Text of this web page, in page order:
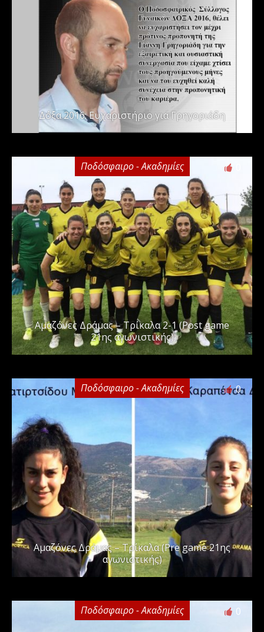
Δόξα 2016: Ευχαριστήριο για Γρηγοριάδη
Ποδόσφαιρο - Ακαδημίες
Αμαζόνες Δράμας – Τρίκαλα 2-1 (Post game
21ης αγωνιστικής)
Ποδόσφαιρο - Ακαδημίες 0
Αμαζόνες Δράμας – Τρίκαλα (Pre game 21ης
αγωνιστικής)
Ποδόσφαιρο - Ακαδημίες 0